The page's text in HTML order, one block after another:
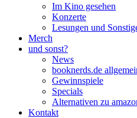
Im Kino gesehen
Konzerte
Lesungen und
Merch
und sonst?
News
booknerds.de
Gewinnspiele
Specials
Alternativen zu
Kontakt